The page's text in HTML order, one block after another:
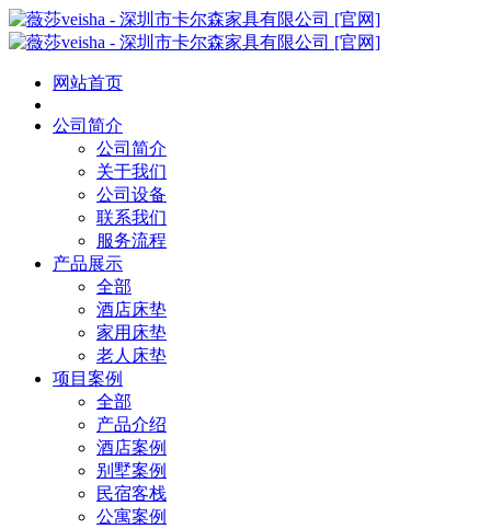
网站首页
公司简介
公司简介
关于我们
公司设备
联系我们
服务流程
产品展示
全部
酒店床垫
家用床垫
老人床垫
项目案例
全部
产品介绍
酒店案例
别墅案例
民宿客栈
公寓案例